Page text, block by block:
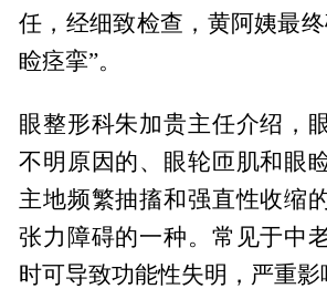
任，经细致检查，黄阿姨最
睑痉挛”。
眼整形科朱加贵主任介绍，
不明原因的、眼轮匝肌和眼
主地频繁抽搐和强直性收缩
张力障碍的一种。常见于中
时可导致功能性失明，严重影